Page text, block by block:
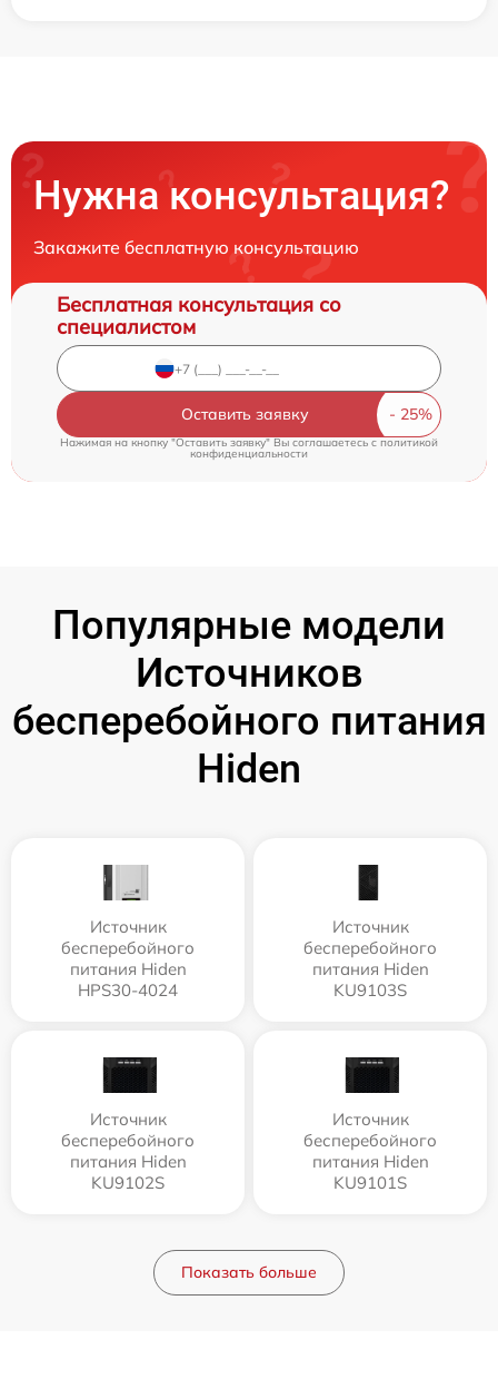
Нужна консультация?
Закажите бесплатную консультацию
Бесплатная консультация со
специалистом
Оставить заявку
Нажимая на кнопку "Оставить заявку" Вы соглашаетесь c политикой
конфиденциальности
Популярные модели
Источников
бесперебойного питания
Hiden
Источник
бесперебойного
питания Hiden
HPS30-4024
Источник
бесперебойного
питания Hiden
KU9103S
Источник
бесперебойного
питания Hiden
KU9102S
Источник
бесперебойного
питания Hiden
KU9101S
Показать больше